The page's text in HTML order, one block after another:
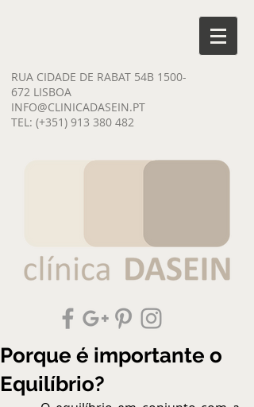
RUA CIDADE DE RABAT 54B 1500-
672 LISBOA
INFO@CLINICADASEIN.PT
TEL: (+351) 913 380 482
Porque é importante o
Equilíbrio?